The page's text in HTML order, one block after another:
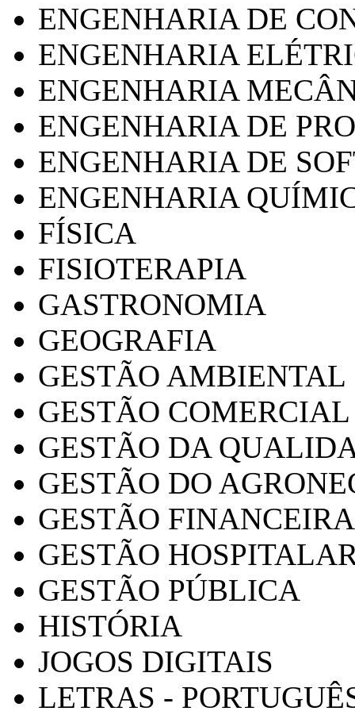
ENGENHARIA DE
ENGENHARIA
ENGENHARIA
ENGENHARIA DE
ENGENHARIA DE
ENGENHARIA
FÍSICA
FISIOTERAPIA
GASTRONOMIA
GEOGRAFIA
GESTÃO AMBIENTAL
GESTÃO COMERCIAL
GESTÃO DA
GESTÃO DO
GESTÃO FINANCEIRA
GESTÃO
GESTÃO PÚBLICA
HISTÓRIA
JOGOS DIGITAIS
LETRAS -